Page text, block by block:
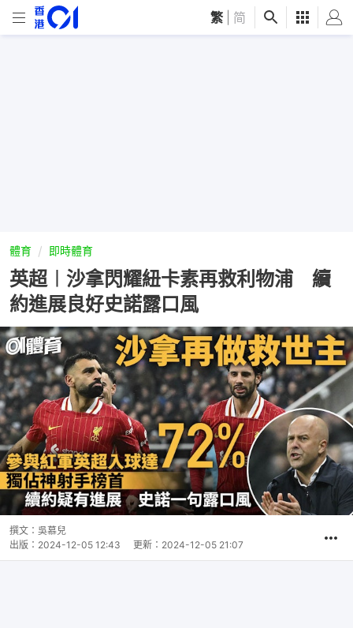
繁 简
體育 即時體育
英超︱沙拿閃耀紐卡素再救利物浦 續
約進展良好史諾露口風
撰文： 吳慕兒
出版： 2024-12-05 12:43 更新： 2024-12-05 21:07